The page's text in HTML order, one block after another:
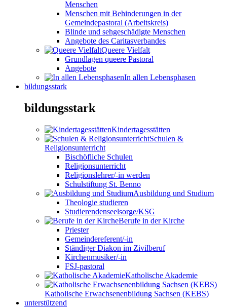
Menschen
Menschen mit Behinderungen in der
Gemeindepastoral (Arbeitskreis)
Blinde und sehgeschädigte Menschen
Angebote des Caritasverbandes
Queere Vielfalt
Grundlagen queere Pastoral
Angebote
In allen Lebensphasen
bildungsstark
bildungsstark
Kindertagesstätten
Schulen &
Religionsunterricht
Bischöfliche Schulen
Religionsunterricht
Religionslehrer/-in werden
Schulstiftung St. Benno
Ausbildung und Studium
Theologie studieren
Studierendenseelsorge/KSG
Berufe in der Kirche
Priester
Gemeindereferent/-in
Ständiger Diakon im Zivilberuf
Kirchenmusiker/-in
FSJ-pastoral
Katholische Akademie
Katholische Erwachsenenbildung Sachsen (KEBS)
unterstützend